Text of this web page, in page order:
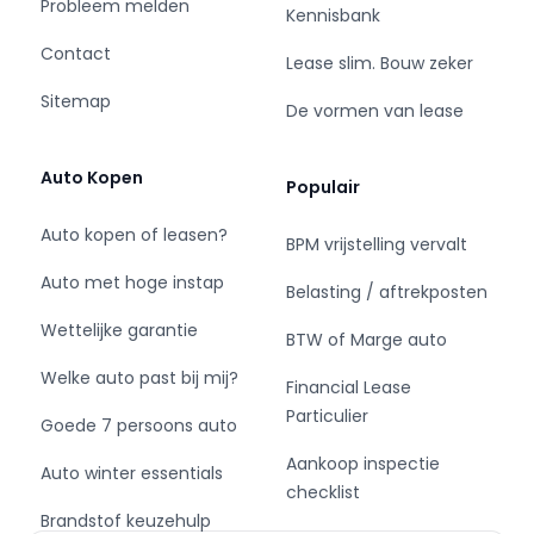
Comfort
- Boordcomputer
- Buitenspiegels elektrisch verstelbaar
- Buitenspiegels verwarmbaar
- Centrale vergrendeling met
- Dakrails
- Dimlichten automatisch
- Lichtmetalen velgen 16"
Probleem melden
Contact
Sitemap
Auto Kopen
Auto kopen of leasen?
Auto met hoge instap
Wettelijke garantie
Welke auto past bij mij?
Goede 7 persoons auto
Auto winter essentials
Brandstof keuzehulp
Kennisbank
Lease slim. Bouw zeker
De vormen van lease
Populair
BPM vrijstelling vervalt
Belasting / aftrekposten
BTW of Marge auto
Financial Lease
Particulier
Aankoop inspectie
checklist